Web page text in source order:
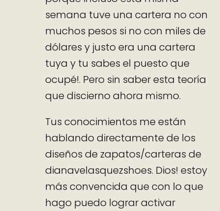
semana tuve una cartera no con
muchos pesos si no con miles de
dólares y justo era una cartera
tuya y tu sabes el puesto que
ocupé!. Pero sin saber esta teoría
que discierno ahora mismo.
Tus conocimientos me están
hablando directamente de los
diseños de zapatos/carteras de
dianavelasquezshoes. Dios! estoy
más convencida que con lo que
hago puedo lograr activar